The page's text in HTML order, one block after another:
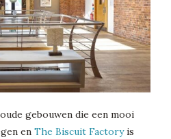
gebouwen die een mooi
en The Biscuit Factoryis